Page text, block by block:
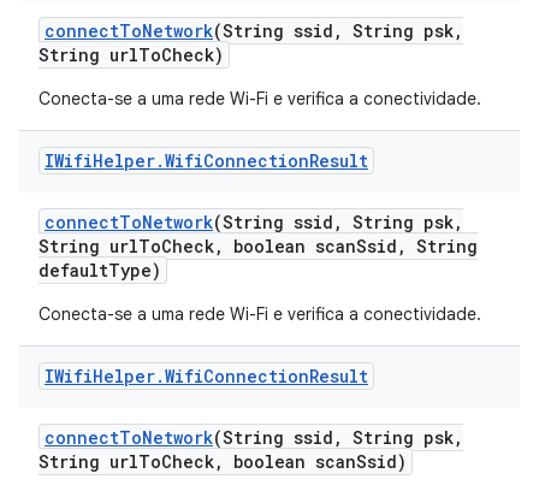
connectToNetwork(String ssid , String psk,
String urlToCheck)
Conecta-se a uma rede Wi-Fi e verifica a conectividade.
IWifiHelper.WifiConnectionResult
connectToNetwork(String ssid , String psk,
String urlToCheck, boolean scanSsid , String
defaultType)
Conecta-se a uma rede Wi-Fi e verifica a conectividade.
IWifiHelper.WifiConnectionResult
connectToNetwork(String ssid , String psk,
String urlToCheck, boolean scanSsid)